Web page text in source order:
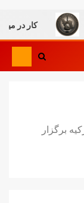
کار در میان جنگ،
برگزار